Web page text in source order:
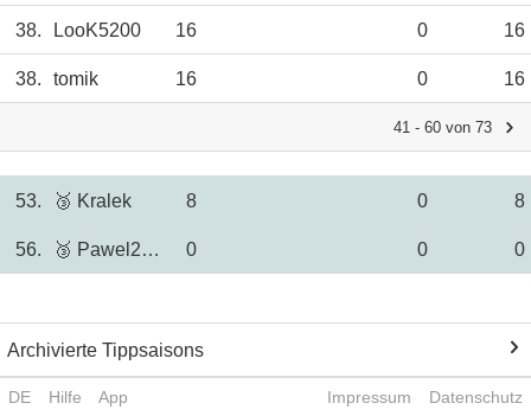
38. LooK5200 16 0 16
38. tomik 16 0 16
41 - 60 von 73
53. 🥉 Kralek 8 0 8
56. 🥉 Pawel2602 0 0 0
Archivierte Tippsaisons
DE Hilfe App Impressum Datenschutz